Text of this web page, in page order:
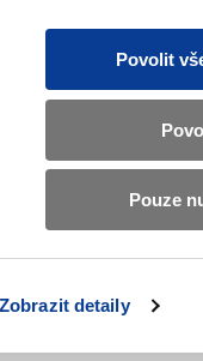
Zobrazit detaily
Povolit
Pouze
CZ
submenu
EU